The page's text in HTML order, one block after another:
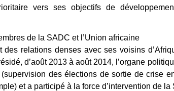
vers ses objectifs de
de la SADC et l’Union africaine
des relations denses avec ses voisins
d’août 2013 à août 2014, l’organe
des élections de sortie de crise
et a participé à la force d’intervention de